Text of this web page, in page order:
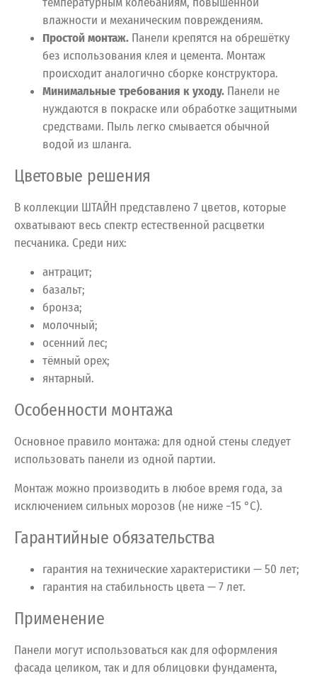
влажности и механическим повреждениям.
Простой монтаж. Панели крепятся на обрешётку
без использования клея и цемента. Монтаж
происходит аналогично сборке конструктора.
Минимальные требования к уходу. Панели не
нуждаются в покраске или обработке защитными
средствами. Пыль легко смывается обычной
водой из шланга.
Цветовые решения
В коллекции ШТАЙН представлено 7 цветов, которые
охватывают весь спектр естественной расцветки
песчаника. Среди них:
антрацит;
базальт;
бронза;
молочный;
осенний лес;
тёмный орех;
янтарный.
Особенности монтажа
Основное правило монтажа: для одной стены следует
использовать панели из одной партии.
Монтаж можно производить в любое время года, за
исключением сильных морозов (не ниже −15 °C).
Гарантийные обязательства
гарантия на технические характеристики — 50 лет;
гарантия на стабильность цвета — 7 лет.
Применение
Панели могут использоваться как для оформления
фасада целиком, так и для облицовки фундамента,